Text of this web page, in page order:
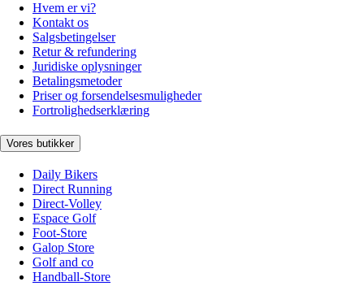
Hvem er vi?
Kontakt os
Salgsbetingelser
Retur & refundering
Juridiske oplysninger
Betalingsmetoder
Priser og forsendelsesmuligheder
Fortrolighedserklæring
Vores butikker
Daily Bikers
Direct Running
Direct-Volley
Espace Golf
Foot-Store
Galop Store
Golf and co
Handball-Store